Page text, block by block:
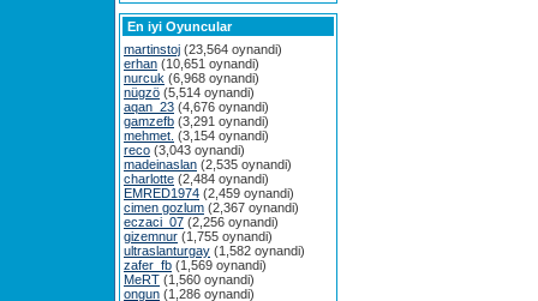
En iyi Oyuncular
martinstoj (23,564 oynandi)
erhan (10,651 oynandi)
nurcuk (6,968 oynandi)
nügzö (5,514 oynandi)
aqan_23 (4,676 oynandi)
gamzefb (3,291 oynandi)
mehmet. (3,154 oynandi)
reco (3,043 oynandi)
madeinaslan (2,535 oynandi)
charlotte (2,484 oynandi)
EMRED1974 (2,459 oynandi)
cimen gozlum (2,367 oynandi)
eczaci_07 (2,256 oynandi)
gizemnur (1,755 oynandi)
ultraslanturgay (1,582 oynandi)
zafer_fb (1,569 oynandi)
MeRT (1,560 oynandi)
ongun (1,286 oynandi)